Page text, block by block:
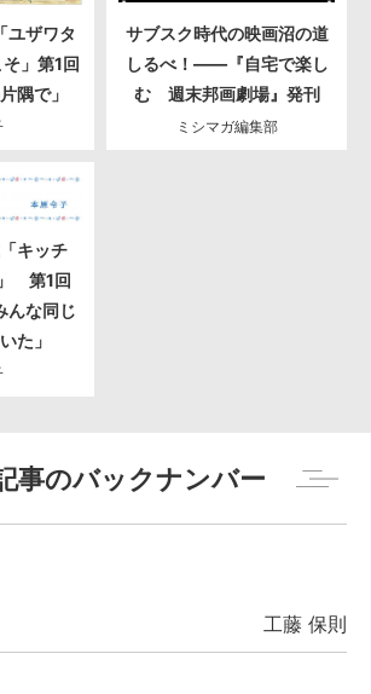
ユザワタ
」第1回
隅で」
サブスク時代の映画沼の道
しるべ！――『自宅で楽し
む 週末邦画劇場』発刊
ミシマガ編集部
キッチ
第1回
んな同じ
た」
事のバックナンバー
工藤 保則